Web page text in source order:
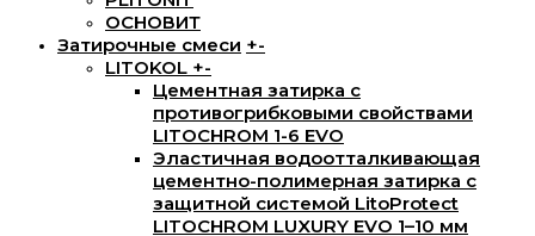
ОСНОВИТ
Затирочные смеси +-
LITOKOL +-
Цементная затирка с
противогрибковыми свойствами
LITOCHROM 1-6 EVO
Эластичная водоотталкивающая
цементно-полимерная затирка с
защитной системой LitoProtect
LITOCHROM LUXURY EVO 1–10 мм